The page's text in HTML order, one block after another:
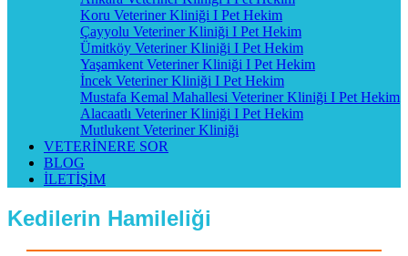
Koru Veteriner Kliniği I Pet Hekim
Çayyolu Veteriner Kliniği I Pet Hekim
Ümitköy Veteriner Kliniği I Pet Hekim
Yaşamkent Veteriner Kliniği I Pet Hekim
İncek Veteriner Kliniği I Pet Hekim
Mustafa Kemal Mahallesi Veteriner Kliniği I Pet Hekim
Alacaatlı Veteriner Kliniği I Pet Hekim
Mutlukent Veteriner Kliniği
VETERİNERE SOR
BLOG
İLETİŞİM
Kedilerin Hamileliği